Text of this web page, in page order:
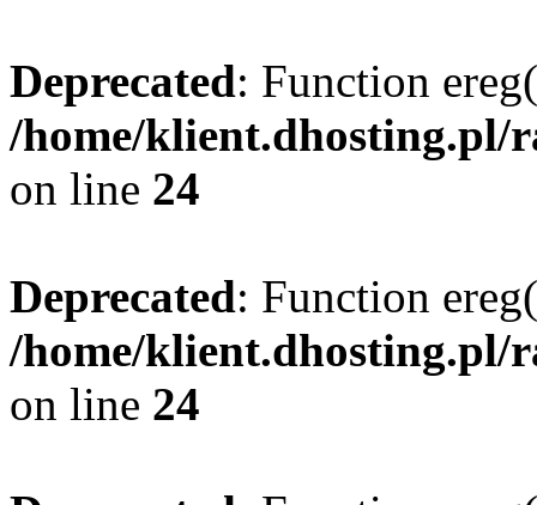
Deprecated: Function
/home/klient.dhosting.pl/
on line 24
Deprecated: Function
/home/klient.dhosting.pl/
on line 24